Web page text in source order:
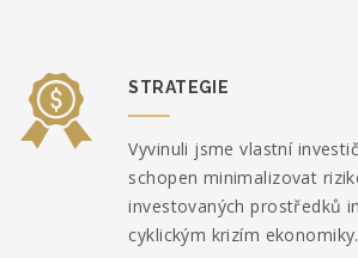
STRATEGIE
Vyvinuli jsme vlastní
schopen minimalizovat
investovaných prostředků
cyklickým krizím ekonomiky.